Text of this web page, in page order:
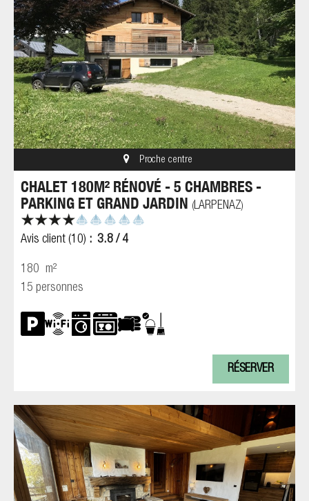
Proche centre
CHALET 180M² RÉNOVÉ - 5 CHAMBRES -
PARKING ET GRAND JARDIN (LARPENAZ)
Avis client (10) 3.8 / 4
180 m²
15 personnes
RÉSERVER